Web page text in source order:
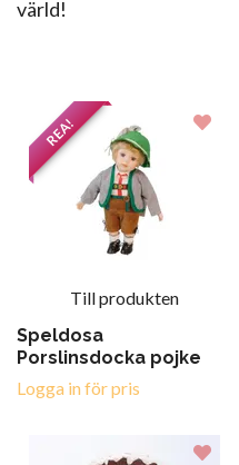
värld!
REA!
Till produkten
Speldosa
Porslinsdocka pojke
Logga in för pris